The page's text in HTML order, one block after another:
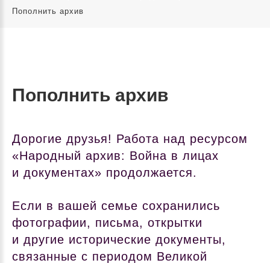
Пополнить архив
Пополнить архив
Дорогие друзья! Работа над ресурсом
«Народный архив: Война в лицах
и документах» продолжается.
Если в вашей семье сохранились
фотографии, письма, открытки
и другие исторические документы,
связанные с периодом Великой